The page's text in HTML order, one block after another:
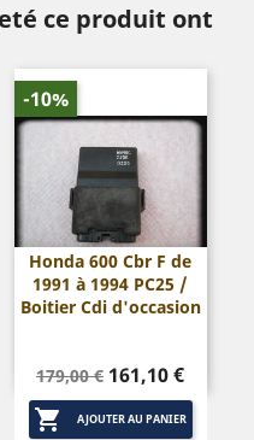
ce produit ont
Honda 600 Cbr F de
1991 à 1994 PC25 /
Boitier Cdi d'occasion
Prix
de
base
179,00 € Prix
161,10 €
 AJOUTER AU PANIER
-10%